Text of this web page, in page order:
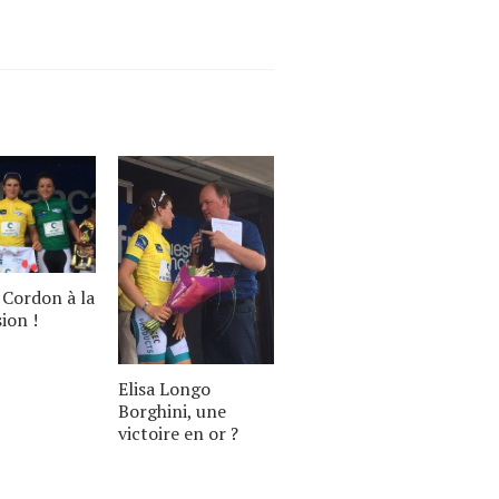
à la
!
Elisa Longo
Borghini, une
victoire en or ?